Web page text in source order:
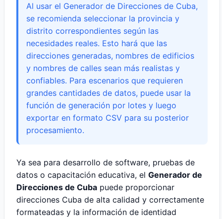
Al usar el Generador de Direcciones de Cuba,
se recomienda seleccionar la provincia y
distrito correspondientes según las
necesidades reales. Esto hará que las
direcciones generadas, nombres de edificios
y nombres de calles sean más realistas y
confiables. Para escenarios que requieren
grandes cantidades de datos, puede usar la
función de generación por lotes y luego
exportar en formato CSV para su posterior
procesamiento.
Ya sea para desarrollo de software, pruebas de
datos o capacitación educativa, el Generador de
Direcciones de Cuba puede proporcionar
direcciones Cuba de alta calidad y correctamente
formateadas y la información de identidad